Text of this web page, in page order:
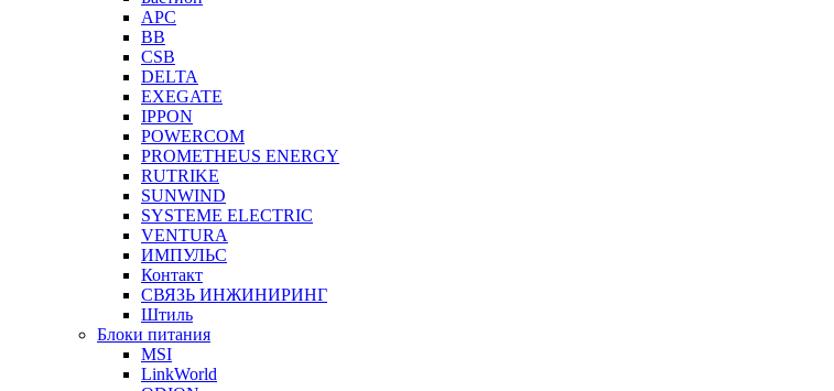
APC
BB
CSB
DELTA
EXEGATE
IPPON
POWERCOM
PROMETHEUS ENERGY
RUTRIKE
SUNWIND
SYSTEME ELECTRIC
VENTURA
ИМПУЛЬС
Контакт
СВЯЗЬ ИНЖИНИРИНГ
Штиль
Блоки питания
MSI
LinkWorld